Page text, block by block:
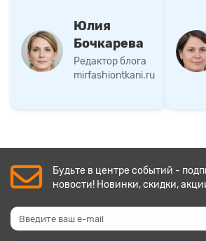
Юлия
Бочкарева
Редактор блога
mirfashiontkani.ru
Будьте в центре событий -
новости! Новинки, скидки,